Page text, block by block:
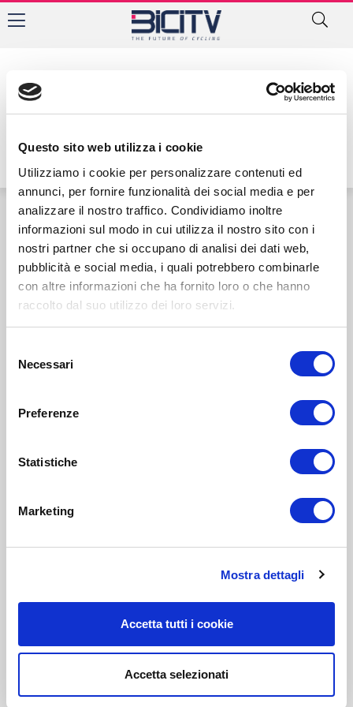
Questo sito web utilizza i cookie
Utilizziamo i cookie per personalizzare contenuti ed
annunci, per fornire funzionalità dei social media e per
analizzare il nostro traffico. Condividiamo inoltre
informazioni sul modo in cui utilizza il nostro sito con i
nostri partner che si occupano di analisi dei dati web,
pubblicità e social media, i quali potrebbero combinarle
con altre informazioni che ha fornito loro o che hanno
raccolto dal suo utilizzo dei loro servizi.
delNecessari
Preferenze
Statistiche
Marketing
Mostra dettagli
Accetta tutti i cookie
Accetta selezionati
Contatti Privacy Policy Cookie Policy